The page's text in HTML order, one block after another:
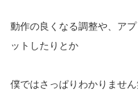
動作の良くなる調整や、ア
ットしたりとか
僕ではさっぱりわかりませ